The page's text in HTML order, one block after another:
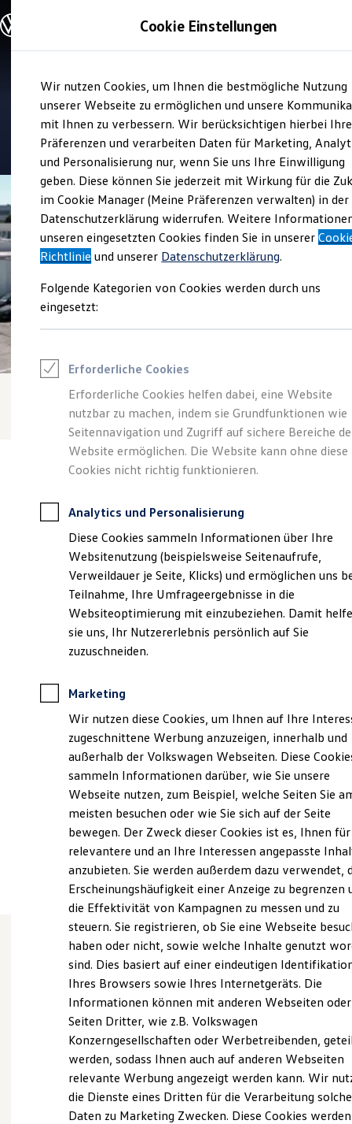
Hauptinhalt
springen
Footer
springen
Modelle und Konfigurator
Modelle vergleichen
Elektroautos
ENERGY Sondermodelle
Nutzfahrzeuge
SUV und CUV
Familienautos
Kombis
Kompaktwagen
Sportwagen
Schnell verfügbare Fahrzeuge
Angebote und Produkte
Aktuelle Angebote
E-Auto-Förderung
Volkswagen Marktplatz
Junge Gebrauchtwagen und Gebrauchtwagen
Volkswagen Zertifizierte Gebrauchtwagen
Zubehör- und Serviceangebote
Leasing
Leasing-Angebote
Gebrauchtwagen Leasing
Junge Gebrauchtwagen-Leasing
Elektroauto Leasing
Kleinwagen-Leasing
Leasing ohne Anzahlung
Finanzierung
Kfz-Versicherung
Restschuldversicherungen
Garantien
Wartungsverträge
Geschäftskunden
Professional Class bei Volkswagen
Großkunden
Behörden
Direktkunden
Sonderfahrzeuge
Anpfiff zum Gewinn
Elektroautos
ID. Tutorials
Elektrofahrzeugkonzepte
Reichweite
Reichweite der ID. Modelle
Reichweite im Winter
Laden
Laden unterwegs
Laden Zuhause
Ladestationen finden
Ladezeitensimulator
Batterie
Sicherheit
Garantie und Lebensdauer
Nachhaltigkeit
Technologie
Kosten und Kauf
Verbrauchskosten
Kaufoptionen
E-Auto-Förderung
Software und Konnektivität
ID. Software Versionen und Updates
Digitale Extras
Schnittstellen zu Ihrem ID.
Hybridautos
Marke und Erlebnis
Volkswagen R und R Experience
R-Modelle
Verkauf und Service
Autohaus M.A.X.
4.7| 196 Bewertungen
Verantwortlich für die Inhalte auf dieser Seite ist die Autohaus
M.A.X. GmbH (Impressum & Rechtliches )
Waldstraße 218-220, 63071 Offenbach
info@autohaus-max.de
Montag
Sonntag
Geschlossen
Ansprechpartner
Wie können wir
Ihnen weiterhelfen?
Probefahrt vereinbaren
Cookie Einstellungen
Wir nutzen Cookies, um Ihnen die bestmögliche Nutzung
unserer Webseite zu ermöglichen und unsere
mit Ihnen zu verbessern. Wir berücksichtigen hierbei Ihre
Präferenzen und verarbeiten Daten für Marketing,
und Personalisierung nur, wenn Sie uns Ihre Einwilligung
geben. Diese können Sie jederzeit mit Wirkung für die
im Cookie Manager (Meine Präferenzen verwalten) in der
Datenschutzerklärung widerrufen. Weitere
unseren eingesetzten Cookies finden Sie in unserer
Richtlinie und unserer Datenschutzerklärung.
Folgende Kategorien von Cookies werden durch uns
eingesetzt:
Erforderliche Cookies
Erforderliche Cookies helfen dabei, eine Website
nutzbar zu machen, indem sie Grundfunktionen wie
Seitennavigation und Zugriff auf sichere Bereiche
Website ermöglichen. Die Website kann ohne diese
Cookies nicht richtig funktionieren.
Analytics und Personalisierung
Diese Cookies sammeln Informationen über Ihre
Websitenutzung (beispielsweise Seitenaufrufe,
Verweildauer je Seite, Klicks) und ermöglichen uns
Teilnahme, Ihre Umfrageergebnisse in die
Websiteoptimierung mit einzubeziehen. Damit
sie uns, Ihr Nutzererlebnis persönlich auf Sie
zuzuschneiden.
Marketing
Wir nutzen diese Cookies, um Ihnen auf Ihre
zugeschnittene Werbung anzuzeigen, innerhalb und
außerhalb der Volkswagen Webseiten. Diese
sammeln Informationen darüber, wie Sie unsere
Webseite nutzen, zum Beispiel, welche Seiten Sie
meisten besuchen oder wie Sie sich auf der Seite
bewegen. Der Zweck dieser Cookies ist es, Ihnen für
relevantere und an Ihre Interessen angepasste
anzubieten. Sie werden außerdem dazu verwendet,
Erscheinungshäufigkeit einer Anzeige zu begrenzen
die Effektivität von Kampagnen zu messen und zu
steuern. Sie registrieren, ob Sie eine Webseite
haben oder nicht, sowie welche Inhalte genutzt
sind. Dies basiert auf einer eindeutigen
Ihres Browsers sowie Ihres Internetgeräts. Die
Informationen können mit anderen Webseiten oder
Seiten Dritter, wie z.B. Volkswagen
Konzerngesellschaften oder Werbetreibenden,
werden, sodass Ihnen auch auf anderen Webseiten
relevante Werbung angezeigt werden kann. Wir
die Dienste eines Dritten für die Verarbeitung
Daten zu Marketing Zwecken. Diese Cookies